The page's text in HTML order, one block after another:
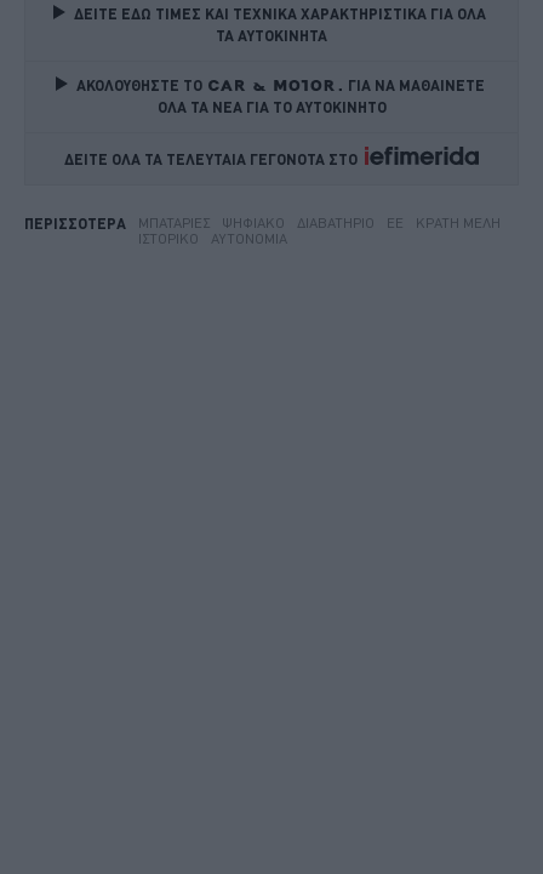
ΔΕΙΤΕ ΕΔΩ ΤΙΜΕΣ ΚΑΙ ΤΕΧΝΙΚΑ ΧΑΡΑΚΤΗΡΙΣΤΙΚΑ ΓΙΑ ΟΛΑ
ΤΑ ΑΥΤΟΚΙΝΗΤΑ
ΑΚΟΛΟΥΘΗΣΤΕ ΤΟ
ΓΙΑ ΝΑ ΜΑΘΑΙΝΕΤΕ
ΟΛΑ ΤΑ ΝΕΑ ΓΙΑ ΤΟ ΑΥΤΟΚΙΝΗΤΟ
ΔΕΙΤΕ ΟΛΑ ΤΑ ΤΕΛΕΥΤΑΙΑ ΓΕΓΟΝΟΤΑ ΣΤΟ
ΠΕΡΙΣΣΟΤΕΡΑ ΜΠΑΤΑΡΊΕΣ ΨΗΦΙΑΚΌ ΔΙΑΒΑΤΉΡΙΟ ΕΕ
ΚΡΆΤΗ ΜΈΛΗ
ΙΣΤΟΡΙΚΌ
ΑΥΤΟΝΟΜΊΑ